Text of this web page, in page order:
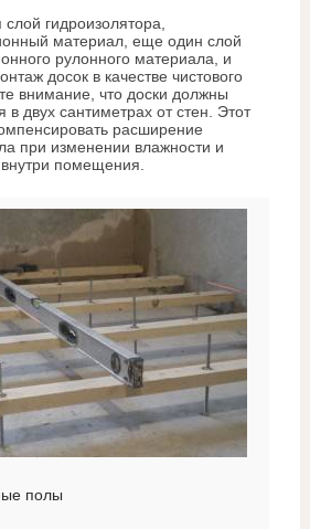
слой гидроизолятора,
материал, еще один слой
рулонного материала, и
досок в качестве чистового
внимание, что доски должны
в двух сантиметрах от стен. Этот
расширение
при изменении влажности и
помещения.
полы